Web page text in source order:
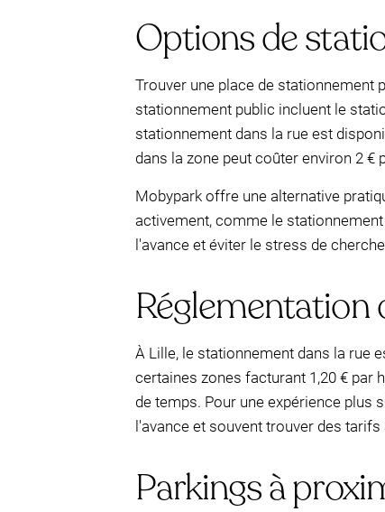
Options de
Trouver une place de stationnement
stationnement public incluent le
stationnement dans la rue est
dans la zone peut coûter environ 2
Mobypark offre une alternative
activement, comme le
l'avance et éviter le stress de
Réglementation
À Lille, le stationnement dans la rue
certaines zones facturant 1,20 € par
de temps. Pour une expérience plus
l'avance et souvent trouver des tarifs
Parkings à